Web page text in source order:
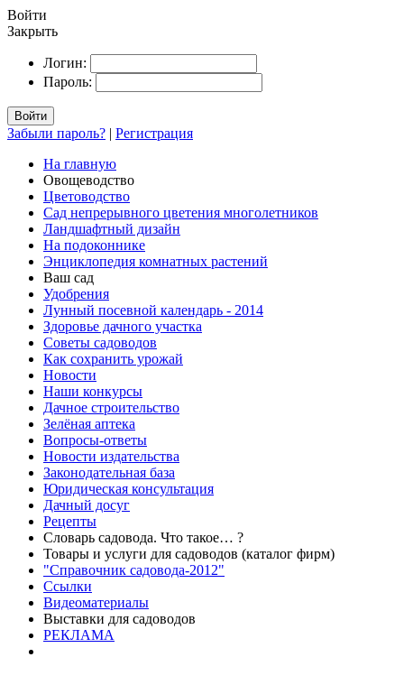
Войти
Закрыть
Логин:
Пароль:
Войти
Забыли пароль? | Регистрация
На главную
Овощеводство
Цветоводство
Сад непрерывного цветения многолетников
Ландшафтный дизайн
На подоконнике
Энциклопедия комнатных растений
Ваш сад
Удобрения
Лунный посевной календарь - 2014
Здоровье дачного участка
Советы садоводов
Как сохранить урожай
Новости
Наши конкурсы
Дачное строительство
Зелёная аптека
Вопросы-ответы
Новости издательства
Законодательная база
Юридическая консультация
Дачный досуг
Рецепты
Словарь садовода. Что такое… ?
Товары и услуги для садоводов (каталог фирм)
"Справочник садовода-2012"
Ссылки
Видеоматериалы
Выставки для садоводов
РЕКЛАМА